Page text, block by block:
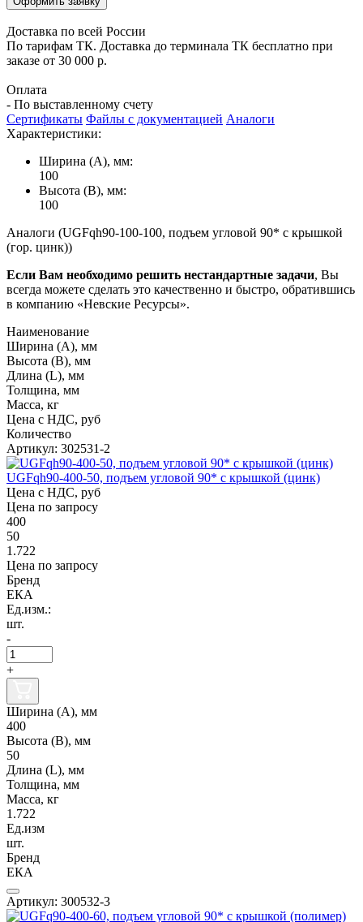
Доставка по всей России
По тарифам ТК. Доставка до терминала ТК бесплатно при
заказе от 30 000 р.
Оплата
- По выставленному счету
Сертификаты Файлы с документацией Аналоги
Характеристики:
Ширина (А), мм:
100
Высота (В), мм:
100
Аналоги (UGFqh90-100-100, подъем угловой 90* с крышкой
(гор. цинк))
Если Вам необходимо решить нестандартные задачи, Вы
всегда можете сделать это качественно и быстро, обратившись
в компанию «Невские Ресурсы».
Наименование
Ширина (А), мм
Высота (В), мм
Длина (L), мм
Толщина, мм
Масса, кг
Цена с НДС, руб
Количество
Артикул: 302531-2
UGFqh90-400-50, подъем угловой 90* с крышкой (цинк)
Цена с НДС, руб
Цена по запросу
400
50
1.722
Цена по запросу
Бренд
ЕКА
Ед.изм.:
шт.
-
+
Ширина (А), мм
400
Высота (В), мм
50
Длина (L), мм
Толщина, мм
Масса, кг
1.722
Ед.изм
шт.
Бренд
ЕКА
Артикул: 300532-3